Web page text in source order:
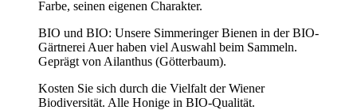
Farbe, seinen eigenen Charakter.
BIO und BIO: Unsere Simmeringer Bienen in der BIO-
Gärtnerei Auer haben viel Auswahl beim Sammeln.
Geprägt von Ailanthus (Götterbaum).
Kosten Sie sich durch die Vielfalt der Wiener
Biodiversität. Alle Honige in BIO-Qualität.